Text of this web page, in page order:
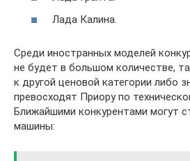
Лада Калина.
Среди иностранных моделей
не будет в большом количестве,
к другой ценовой категории либо
превосходят Приору по
Ближайшими конкурентами могут
машины: